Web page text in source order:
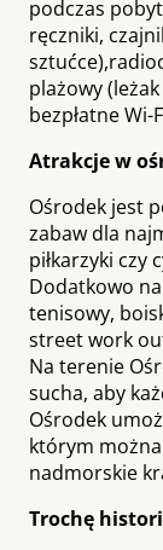
podczas
ręczniki,
plażowy
bezpłatne Wi-
Atrakcje w
Ośrodek jest
zabaw dla
piłkarzyki czy
Dodatkowo
tenisowy,
street work
Na terenie
sucha, aby
Ośrodek
którym
nadmorskie
Trochę